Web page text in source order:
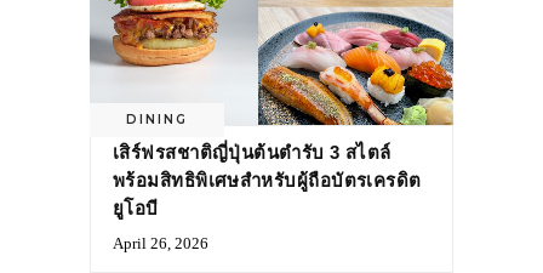
DINING
เสิร์ฟรสชาติญี่ปุ่นต้นตำรับ 3 สไตล์
พร้อมสิทธิพิเศษสำหรับผู้ถือบัตรเครดิต
ยูโอบี
April 26, 2026